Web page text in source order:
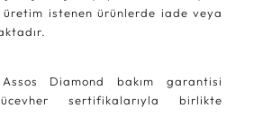
üretim istenen ürünlerde iade veya
Diamond bakım garantisi
sertifikalarıyla birlikte